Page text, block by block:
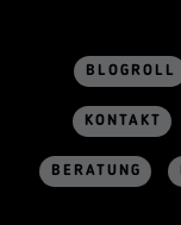
BLOGROLL
KONTAKT
BERATUNG